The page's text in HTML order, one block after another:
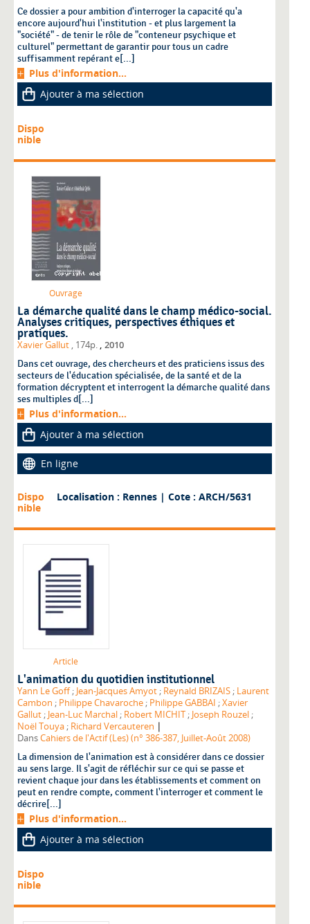
Ce dossier a pour ambition d'interroger la capacité qu'a
encore aujourd'hui l'institution - et plus largement la
"société" - de tenir le rôle de "conteneur psychique et
culturel" permettant de garantir pour tous un cadre
suffisamment repérant e[...]
Plus d'information...
Ajouter à ma sélection
Dispo
nible
Ouvrage
La démarche qualité dans le champ médico-social.
Analyses critiques, perspectives éthiques et
pratiques.
Xavier Gallut , 174p. , 2010
Dans cet ouvrage, des chercheurs et des praticiens issus des
secteurs de l'éducation spécialisée, de la santé et de la
formation décryptent et interrogent la démarche qualité dans
ses multiples d[...]
Plus d'information...
Ajouter à ma sélection
En ligne
Dispo
nible
Localisation : Rennes | Cote : ARCH/5631
Article
L'animation du quotidien institutionnel
Yann Le Goff;Jean-Jacques Amyot; Reynald BRIZAIS; Laurent
Cambon ; Philippe Chavaroche; Philippe GABBAI ;Xavier
Gallut;Jean-Luc Marchal; Robert MICHIT;Joseph Rouzel;
Noël Touya; Richard Vercauteren |
DansCahiers de l'Actif (Les) (n° 386-387, Juillet-Août 2008)
La dimension de l'animation est à considérer dans ce dossier
au sens large. Il s'agit de réfléchir sur ce qui se passe et
revient chaque jour dans les établissements et comment on
peut en rendre compte, comment l'interroger et comment le
décrire[...]
Plus d'information...
Ajouter à ma sélection
Dispo
nible